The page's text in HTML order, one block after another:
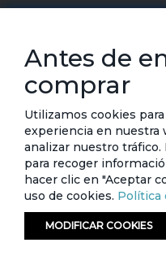
Conoce toda la
eventos y ofertas.
Subscríbete a nuestro
© ETAFASHION 2023.
Antes de
comprar
Utilizamos cookies
experiencia en nuestra
analizar nuestro tráfico.
para recoger
hacer clic en "Aceptar
uso de cookies. Política
MODIFICAR COOKIES